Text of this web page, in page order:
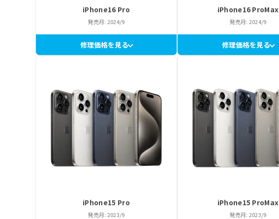
iPhone16 Pro
発売月: 2024/9
修理価格を見る
iPhone16 ProMax
発売月: 2024/9
修理価格を見る
iPhone15 Pro
発売月: 2023/9
iPhone15 ProMax
発売月: 2023/9